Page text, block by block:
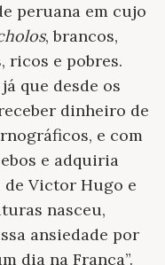
peruana em cujo
, brancos,
ricos e pobres.
que desde os
dinheiro de
e com
e adquiria
Victor Hugo e
nasceu,
ansiedade por
dia na França”.